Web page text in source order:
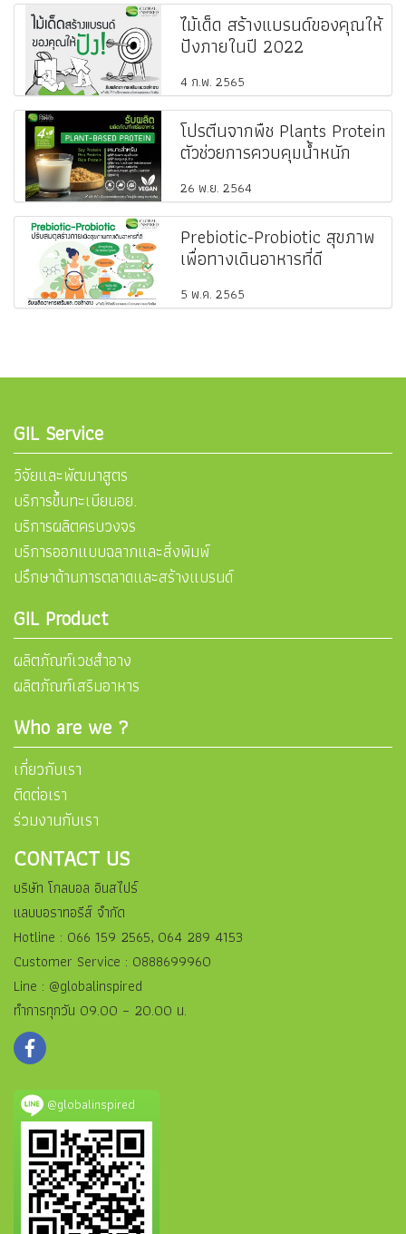
ไม้เด็ด สร้างแบรนด์ของคุณให้
ปังภายในปี 2022
4 ก.พ. 2565
โปรตีนจากพืช Plants Protein
ตัวช่วยการควบคุมน้ำหนัก
26 พ.ย. 2564
Prebiotic-Probiotic สุขภาพ
เพื่อทางเดินอาหารที่ดี
5 พ.ค. 2565
GIL Service
วิจัยและพัฒนาสูตร
บริการขึ้นทะเบียนอย.
บริการผลิตครบวงจร
บริการออกแบบฉลากและสิ่งพิมพ์
ปรึกษาด้านการตลาดและสร้างแบรนด์
GIL Product
ผลิตภัณฑ์เวชสำอาง
ผลิตภัณฑ์เสริมอาหาร
Who are we ?
เกี่ยวกับเรา
ติดต่อเรา
ร่วมงานกับเรา
CONTACT US
บริษัท โกลบอล อินสไปร์
แลบบอราทอรีส์ จำกัด
Hotline : 066 159 2565, 064 289 4153
Customer Service : 0888699960
Line : @globalinspired
ทำการทุกวัน 09.00 – 20.00 น.
@globalinspired